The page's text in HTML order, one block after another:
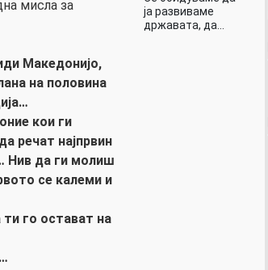
мисла за
Македонијо,
на половина
кои ги
речат најпрвин
Нив да ги молиш
се калеми и
го остават на
ја развиваме
државата, да…